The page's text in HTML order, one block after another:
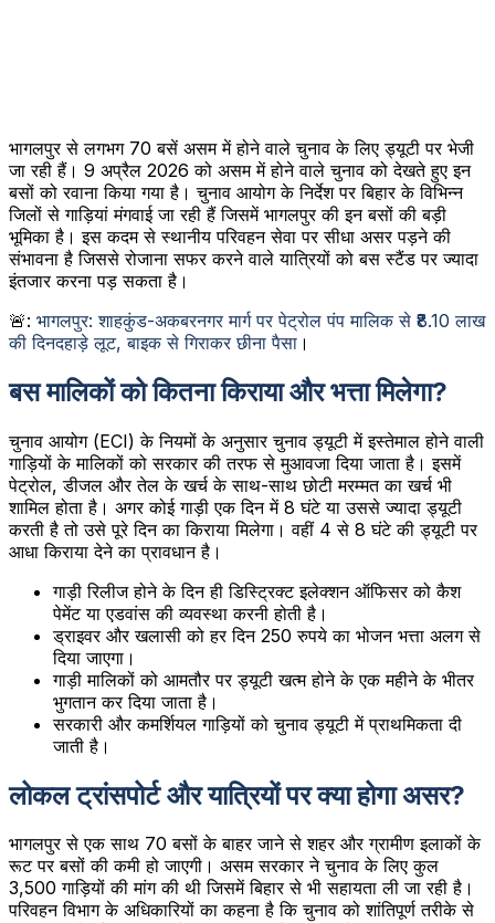
भागलपुर से लगभग 70 बसें असम में होने वाले चुनाव के लिए ड्यूटी पर भेजी
जा रही हैं। 9 अप्रैल 2026 को असम में होने वाले चुनाव को देखते हुए इन
बसों को रवाना किया गया है। चुनाव आयोग के निर्देश पर बिहार के विभिन्न
जिलों से गाड़ियां मंगवाई जा रही हैं जिसमें भागलपुर की इन बसों की बड़ी
भूमिका है। इस कदम से स्थानीय परिवहन सेवा पर सीधा असर पड़ने की
संभावना है जिससे रोजाना सफर करने वाले यात्रियों को बस स्टैंड पर ज्यादा
इंतजार करना पड़ सकता है।
🚨: भागलपुर: शाहकुंड-अकबरनगर मार्ग पर पेट्रोल पंप मालिक से ₹8.10 लाख
की दिनदहाड़े लूट, बाइक से गिराकर छीना पैसा ।
बस मालिकों को कितना किराया और भत्ता मिलेगा?
चुनाव आयोग (ECI) के नियमों के अनुसार चुनाव ड्यूटी में इस्तेमाल होने वाली
गाड़ियों के मालिकों को सरकार की तरफ से मुआवजा दिया जाता है। इसमें
पेट्रोल, डीजल और तेल के खर्च के साथ-साथ छोटी मरम्मत का खर्च भी
शामिल होता है। अगर कोई गाड़ी एक दिन में 8 घंटे या उससे ज्यादा ड्यूटी
करती है तो उसे पूरे दिन का किराया मिलेगा। वहीं 4 से 8 घंटे की ड्यूटी पर
आधा किराया देने का प्रावधान है।
गाड़ी रिलीज होने के दिन ही डिस्ट्रिक्ट इलेक्शन ऑफिसर को कैश
पेमेंट या एडवांस की व्यवस्था करनी होती है।
ड्राइवर और खलासी को हर दिन 250 रुपये का भोजन भत्ता अलग से
दिया जाएगा।
गाड़ी मालिकों को आमतौर पर ड्यूटी खत्म होने के एक महीने के भीतर
भुगतान कर दिया जाता है।
सरकारी और कमर्शियल गाड़ियों को चुनाव ड्यूटी में प्राथमिकता दी
जाती है।
लोकल ट्रांसपोर्ट और यात्रियों पर क्या होगा असर?
भागलपुर से एक साथ 70 बसों के बाहर जाने से शहर और ग्रामीण इलाकों के
रूट पर बसों की कमी हो जाएगी। असम सरकार ने चुनाव के लिए कुल
3,500 गाड़ियों की मांग की थी जिसमें बिहार से भी सहायता ली जा रही है।
परिवहन विभाग के अधिकारियों का कहना है कि चुनाव को शांतिपूर्ण तरीके से